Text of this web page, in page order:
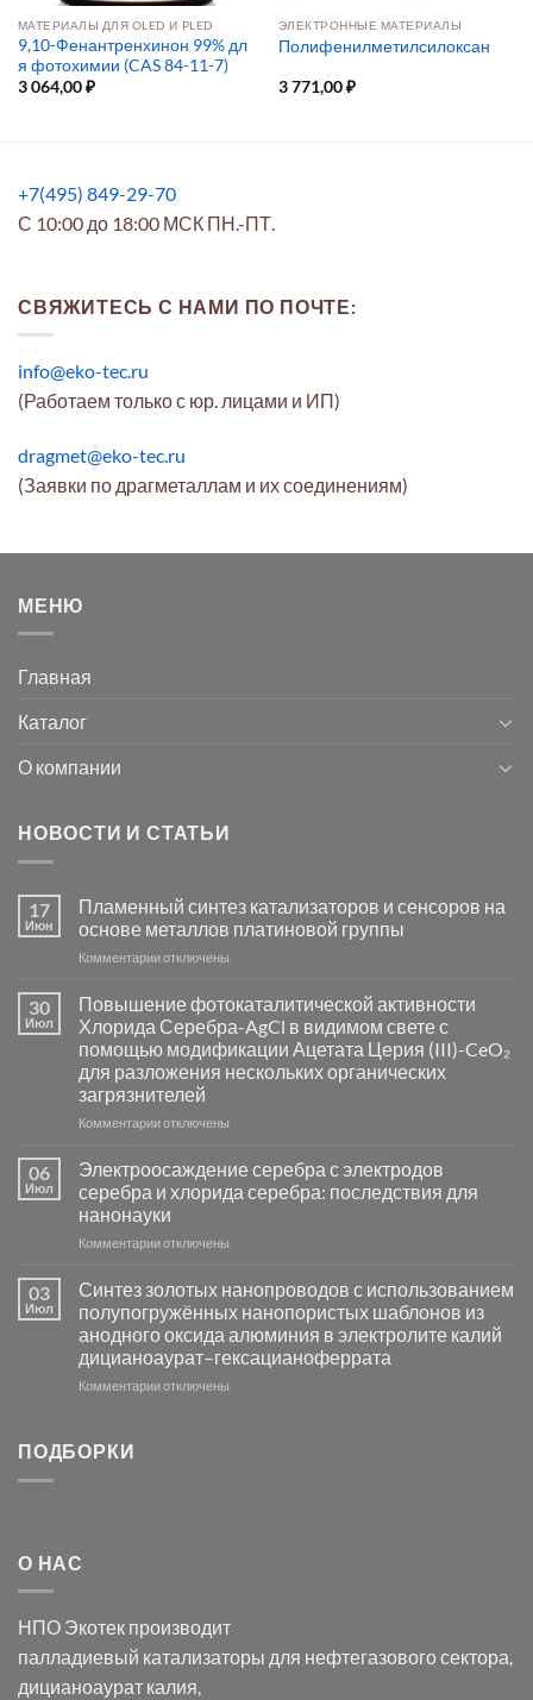
МАТЕРИАЛЫ ДЛЯ OLED И PLED
9,10-Фенантренхинон 99% дл
я фотохимии (CAS 84-11-7)
3 064,00₽
ЭЛЕКТРОННЫЕ МАТЕРИАЛЫ
Полифенилметилсилоксан
3 771,00₽
+7(495) 849-29-70
С 10:00 до 18:00 МСК ПН.-ПТ.
СВЯЖИТЕСЬ С НАМИ ПО ПОЧТЕ:
info@eko-tec.ru
(Работаем только с юр. лицами и ИП)
dragmet@eko-tec.ru
(Заявки по драгметаллам и их соединениям)
МЕНЮ
Главная
Каталог
О компании
НОВОСТИ И СТАТЬИ
17
Июн
Пламенный синтез катализаторов и сенсоров на
основе металлов платиновой группы
Комментариик
Пламенный
синтез
катализаторов
и
сенсоров
на
основе
группы
отключены
30
Июл
Повышение фотокаталитической активности
Хлорида Серебра-AgCl в видимом свете с
помощью модификации Ацетата Церия (III)-CeO₂
для разложения нескольких органических
загрязнителей
Комментариик
фотокаталитической
активности
Хлорида
Серебра-
в
видимом
свете
с
помощью
модификации
отключены
06
Июл
Электроосаждение серебра с электродов
серебра и хлорида серебра: последствия для
нанонауки
Комментариик
серебра
с
электродов
серебра
и
отключены
03
Июл
Синтез золотых нанопроводов с использованием
полупогружённых нанопористых шаблонов из
анодного оксида алюминия в электролите калий
дицианоаурат–гексацианоферрата
Комментариик
оксида
в
электролите
отключены
ПОДБОРКИ
О НАС
НПО Экотек производит
палладиевый катализаторы для нефтегазового сектора,
дицианоаурат калия,